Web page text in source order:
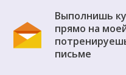
Выполнишь
прямо на
письме